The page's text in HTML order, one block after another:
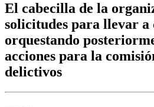
El cabecilla de la
solicitudes para llevar a
orquestando
acciones para la
delictivos